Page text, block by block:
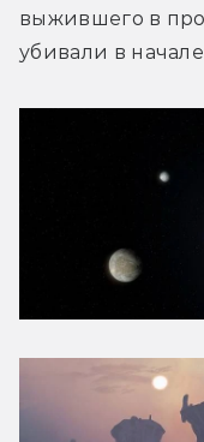
выжившего в
убивали в